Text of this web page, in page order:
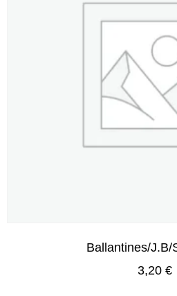
Ballantines/J.B/
3,20 €